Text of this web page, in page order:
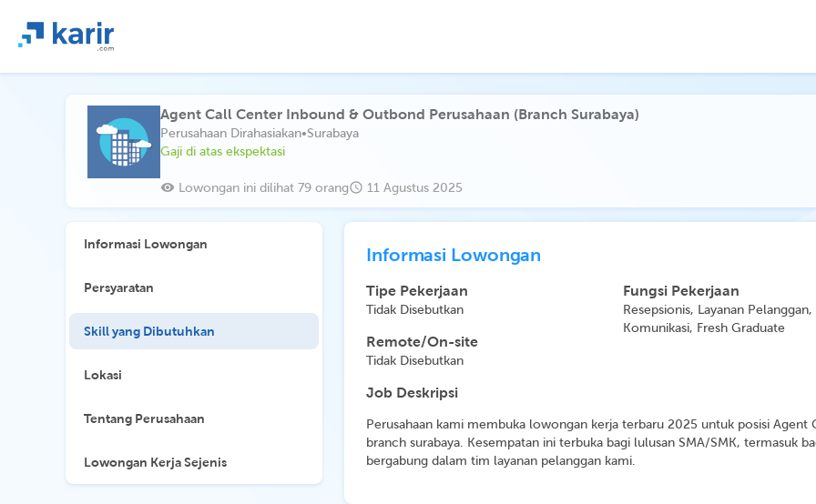
Agent Call Center Inbound & Outbond Perusahaan (Branch Surabaya)
Perusahaan Dirahasiakan•Surabaya
Gaji di atas ekspektasi
Lowongan ini dilihat 79 orang 11 Agustus 2025
Informasi Lowongan
Persyaratan
Skill yang Dibutuhkan
Lokasi
Tentang Perusahaan
Lowongan Kerja Sejenis
Informasi Lowongan
Tipe Pekerjaan
Tidak Disebutkan
Remote/On-site
Tidak Disebutkan
Fungsi Pekerjaan
Resepsionis, Layanan Pelanggan,
Komunikasi, Fresh Graduate
Job Deskripsi
Perusahaan kami membuka lowongan kerja terbaru 2025 untuk posisi
branch surabaya. Kesempatan ini terbuka bagi lulusan SMA/SMK, termasuk
bergabung dalam tim layanan pelanggan kami.